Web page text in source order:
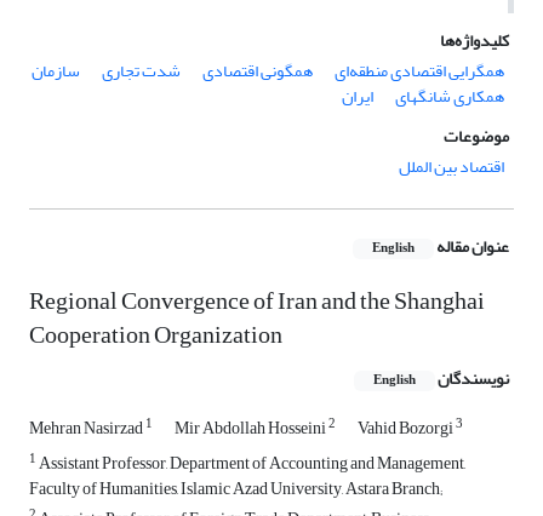
کلیدواژه‌ها
همگرایی اقتصادی منطقه‌ای
همگونی اقتصادی شدت تجاری سازمان
همکاری شانگهای
ایران
موضوعات
اقتصاد بین الملل
عنوان مقاله English
Regional Convergence of Iran and the Shanghai
Cooperation Organization
نویسندگان English
Mehran Nasirzad1 Mir Abdollah Hosseini2 Vahid Bozorgi3
1Assistant Professor, Department of Accounting and Management,
Faculty of Humanities, Islamic Azad University, Astara Branch;